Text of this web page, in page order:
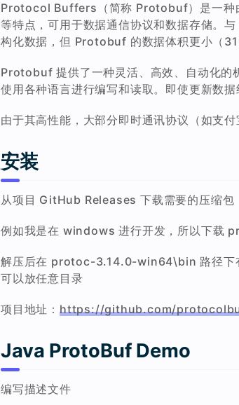
Protocol Buffers（简称 Protobuf）是一种
等特点，可用于数据通信协议和数据存储。
构化数据，但 Protobuf 的数据体积更小（
Protobuf 提供了一种灵活、高效、自动化的
使用各种语言进行编写和读取。即使更新数
由于其高性能，大部分即时通讯协议（如支
安装
从项目 GitHub Releases 下载需要的压缩包
例如我是在 windows 进行开发，所以下载
解压后在 protoc-3.14.0-win64\bin 路径下
可以放任意目录
项目地址： https://github.com/
Java ProtoBuf Demo
编写描述文件